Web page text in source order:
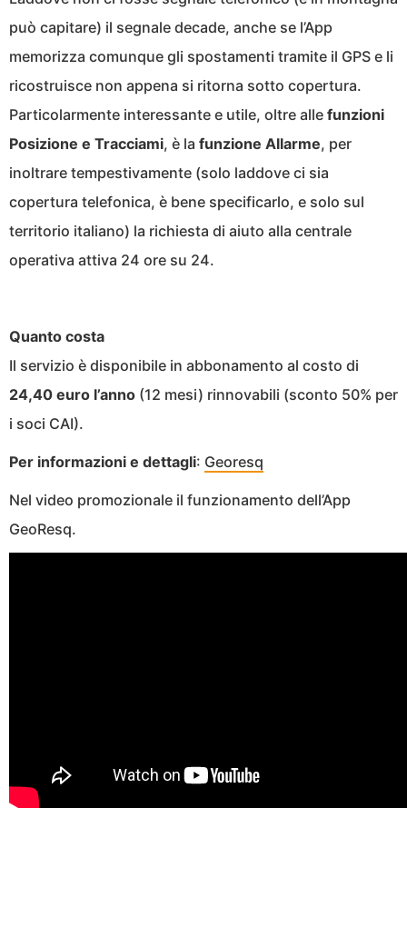
può capitare) il segnale decade, anche se l’App
memorizza comunque gli spostamenti tramite il GPS e li
ricostruisce non appena si ritorna sotto copertura.
Particolarmente interessante e utile, oltre alle funzioni
Posizione e Tracciami, è la funzione Allarme, per
inoltrare tempestivamente (solo laddove ci sia
copertura telefonica, è bene specificarlo, e solo sul
territorio italiano) la richiesta di aiuto alla centrale
operativa attiva 24 ore su 24.
Quanto costa
Il servizio è disponibile in abbonamento al costo di
24,40 euro l’anno (12 mesi) rinnovabili (sconto 50% per
i soci CAI).
Per informazioni e dettagli: Georesq
Nel video promozionale il funzionamento dell’App
GeoResq.